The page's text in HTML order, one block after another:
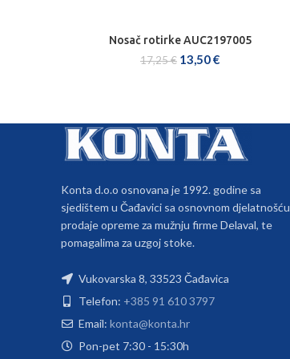
DODAJ U KOŠARICU
Nosač rotirke AUC2197005
17,25€ 13,50€
Konta d.o.o osnovana je 1992. godine sa
sjedištem u Čađavici sa osnovnom djelatnošću
prodaje opreme za mužnju firme Delaval, te
pomagalima za uzgoj stoke.
Vukovarska 8, 33523 Čađavica
Telefon: +385 91 610 3797
Email: konta@konta.hr
Pon-pet 7:30 - 15:30h